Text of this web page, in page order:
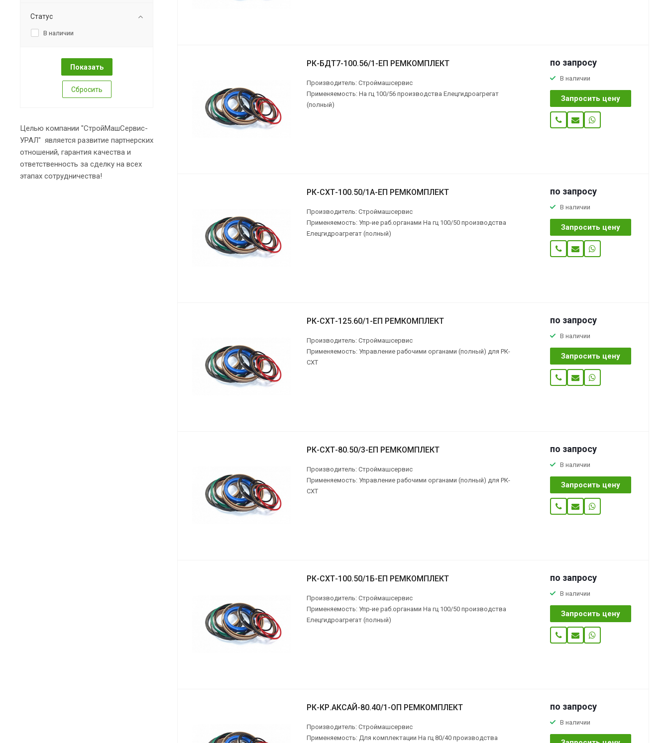
РК-БДТ7-100.56/1-ЕП РЕМКОМПЛЕКТ
Производитель: Строймашсервис
Применяемость: На гц 100/56 производства Елецгидроагрегат
(полный)
по запросу
В наличии
Запросить цену
РК-СХТ-100.50/1А-ЕП РЕМКОМПЛЕКТ
Производитель: Строймашсервис
Применяемость: Упр-ие раб.органами На гц 100/50 производства
Елецгидроагрегат (полный)
по запросу
В наличии
Запросить цену
РК-СХТ-125.60/1-ЕП РЕМКОМПЛЕКТ
Производитель: Строймашсервис
Применяемость: Управление рабочими органами (полный) для РК-
СХТ
по запросу
В наличии
Запросить цену
РК-СХТ-80.50/3-ЕП РЕМКОМПЛЕКТ
Производитель: Строймашсервис
Применяемость: Управление рабочими органами (полный) для РК-
СХТ
по запросу
В наличии
Запросить цену
РК-СХТ-100.50/1Б-ЕП РЕМКОМПЛЕКТ
Производитель: Строймашсервис
Применяемость: Упр-ие раб.органами На гц 100/50 производства
Елецгидроагрегат (полный)
по запросу
В наличии
Запросить цену
РК-КР.АКСАЙ-80.40/1-ОП РЕМКОМПЛЕКТ
Производитель: Строймашсервис
Применяемость: Для комплектации На гц 80/40 производства
по запросу
В наличии
Статус
В наличии
Сбросить
Целью компании "СтройМашСервис-
УРАЛ" является развитие партнерских
отношений, гарантия качества и
ответственность за сделку на всех
этапах сотрудничества!